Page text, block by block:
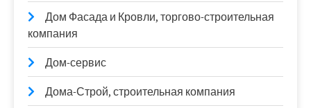
Дом Фасада и Кровли, торгово-строительная
компания
Дом-сервис
Дома-Строй, строительная компания